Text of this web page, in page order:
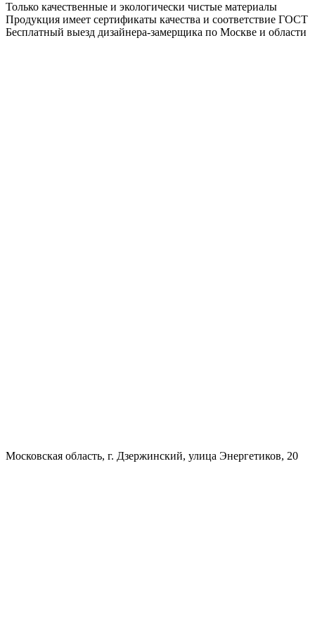
Только качественные и экологически чистые материалы
Продукция имеет сертификаты качества и соответствие ГОСТ
Бесплатный выезд дизайнера-замерщика по Москве и области
Московская область, г. Дзержинский, улица Энергетиков, 20